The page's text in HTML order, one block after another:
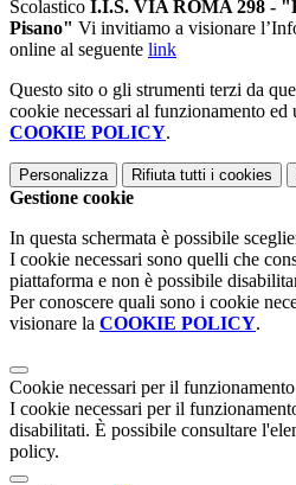
Scolastico I.I.S. VIA ROMA 298 -
Pisano" Vi invitiamo a visionare
online al seguente link
Questo sito o gli strumenti terzi da
cookie necessari al funzionamento
COOKIE POLICY.
Personalizza Rifiuta tutti i cookies
Gestione cookie
In questa schermata è possibile
I cookie necessari sono quelli che
piattaforma e non è possibile
Per conoscere quali sono i cookie
visionare la COOKIE POLICY.
Cookie necessari per il funzionamento
I cookie necessari per il
disabilitati. È possibile consultare
policy.